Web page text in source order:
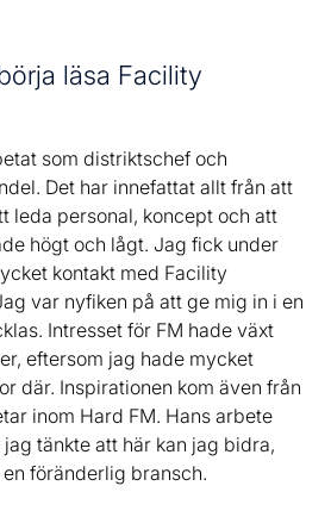
läsa Facility
som distriktschef och
Det har innefattat allt från att
leda personal, koncept och att
högt och lågt. Jag fick under
kontakt med Facility
var nyfiken på att ge mig in i en
Intresset för FM hade växt
eftersom jag hade mycket
där. Inspirationen kom även från
inom Hard FM. Hans arbete
tänkte att här kan jag bidra,
föränderlig bransch.